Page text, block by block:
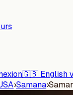
🇬🇧 English
›Samana›